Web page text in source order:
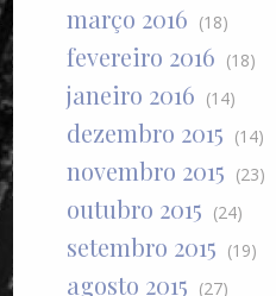
março 2016 (18)
fevereiro 2016 (18)
janeiro 2016 (14)
dezembro 2015 (14)
novembro 2015 (23)
outubro 2015 (24)
setembro 2015 (19)
agosto 2015 (27)